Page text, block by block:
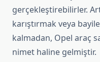
gerçekleştirebilirler.
karıştırmak veya
kalmadan, Opel araç
nimet haline gelmiştir.